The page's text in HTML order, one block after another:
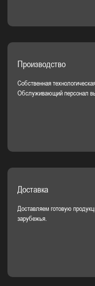
Производство
Собственная
Обслуживающий персонал
Доставка
Доставляем готовую
зарубежья.